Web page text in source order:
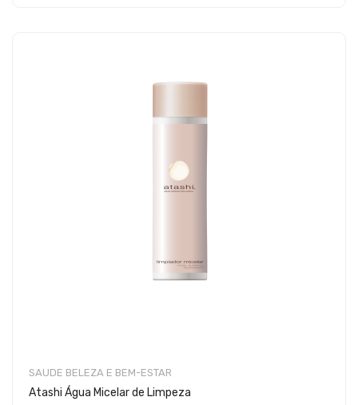
SAUDE BELEZA E BEM-ESTAR
Atashi Água Micelar de Limpeza